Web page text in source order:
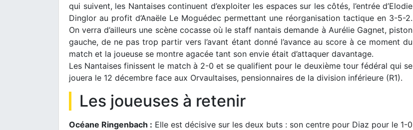
qui suivent, les Nantaises continuent d’exploiter les espaces sur les côtés, l’entrée d’Elodie
Dinglor au profit d’Anaële Le Moguédec permettant une réorganisation tactique en 3-5-2.
On verra d’ailleurs une scène cocasse où le staff nantais demande à Aurélie Gagnet, piston
gauche, de ne pas trop partir vers l’avant étant donné l’avance au score à ce moment du
match et la joueuse se montre agacée tant son envie était d’attaquer davantage.
Les Nantaises finissent le match à 2-0 et se qualifient pour le deuxième tour fédéral qui se
jouera le 12 décembre face aux Orvaultaises, pensionnaires de la division inférieure (R1).
Les joueuses à retenir
Océane Ringenbach : Elle est décisive sur les deux buts : son centre pour Diaz pour le 1-0